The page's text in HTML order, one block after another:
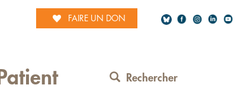
FAIRE UN DON
Network
Patient Rechercher